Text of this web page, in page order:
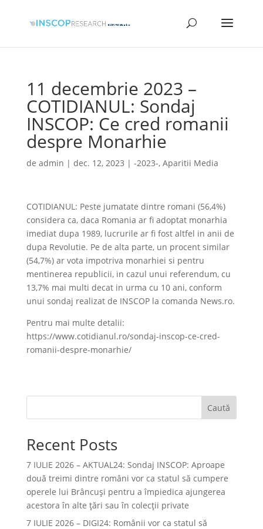
11 decembrie 2023 –
COTIDIANUL: Sondaj
INSCOP: Ce cred romanii
despre Monarhie
de admin | dec. 12, 2023 | -2023-, Aparitii Media
COTIDIANUL: Peste jumatate dintre romani (56,4%)
considera ca, daca Romania ar fi adoptat monarhia
imediat dupa 1989, lucrurile ar fi fost altfel in anii de
dupa Revolutie. Pe de alta parte, un procent similar
(54,7%) ar vota impotriva monarhiei si pentru
mentinerea republicii, in cazul unui referendum, cu
13,7% mai multi decat in urma cu 10 ani, conform
unui sondaj realizat de INSCOP la comanda News.ro.
Pentru mai multe detalii:
https://www.cotidianul.ro/sondaj-inscop-ce-cred-
romanii-despre-monarhie/
Caută
Recent Posts
7 IULIE 2026 – AKTUAL24: Sondaj INSCOP: Aproape
două treimi dintre români vor ca statul să cumpere
operele lui Brâncuşi pentru a împiedica ajungerea
acestora în alte ţări sau în colecţii private
7 IULIE 2026 – DIGI24: Românii vor ca statul să